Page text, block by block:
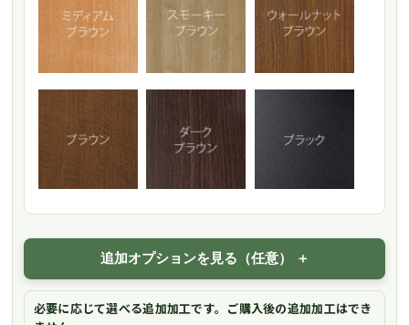
追加オプションを見る（任意）
必要に応じて選べる追加加工です。ご購入後の追加加工はでき